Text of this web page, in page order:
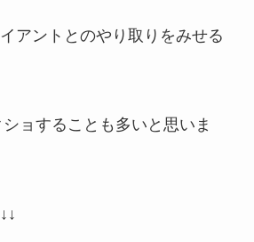
アントとのやり取りをみせる
ョすることも多いと思いま